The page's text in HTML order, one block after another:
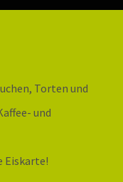
Torten und
und
Eiskarte!